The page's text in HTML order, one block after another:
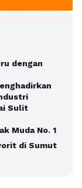
dengan
Sulit
Muda No. 1
di Sumut